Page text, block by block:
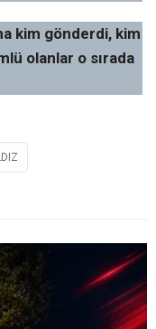
kim gönderdi, kim
olanlar o sırada